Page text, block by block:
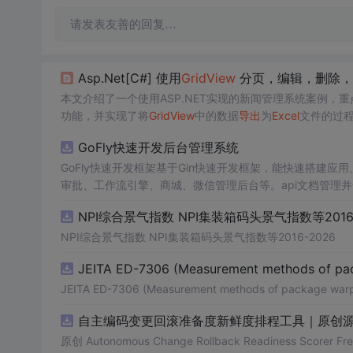
请发表友善的回复…
Asp.Net[C#] 使用GridView分页，编辑，删除，
本文介绍了一个使用ASP.NET实现的新闻管理系统案例，
功能，并实现了将GridView中的数据导出 为Excel文件的过
GoFly快速开发后台管理系统
GoFly快速开发框架基于Gin快速开发框架，能快速搭建应
审批、工作流引擎、商城、微信管理后台等。api文档管理
思想，接口单层设计，开发简单，极易上手、代码可读性
小。
NPI综合景气指数 NPI集装箱码头景气指数等
NPI综合景气指数 NPI集装箱码头景气指数等2016-2026
JEITA ED-7306 (Measurement methods of
JEITA ED-7306 (Measurement methods of package
自主编码变更回滚准备度新鲜度排程工具｜原创
原创 Autonomous Change Rollback Readiness Scorer